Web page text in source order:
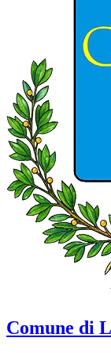
Comune di